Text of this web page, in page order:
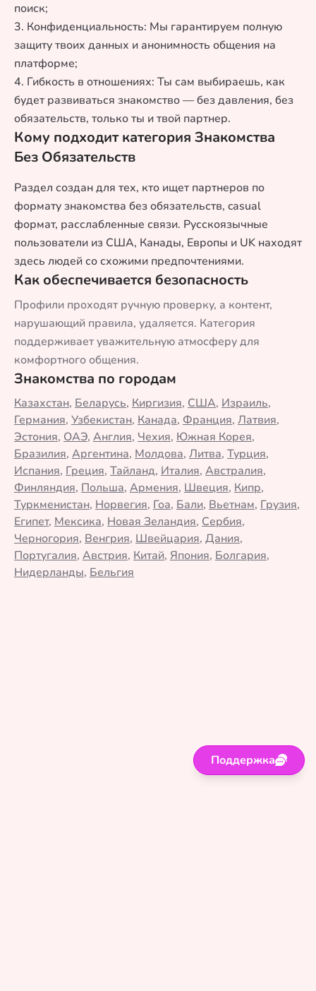
поиск;
3. Конфиденциальность: Мы гарантируем полную
защиту твоих данных и анонимность общения на
платформе;
4. Гибкость в отношениях: Ты сам выбираешь, как
будет развиваться знакомство — без давления, без
обязательств, только ты и твой партнер.
Кому подходит категория Знакомства
Без Обязательств
Раздел создан для тех, кто ищет партнеров по
формату знакомства без обязательств, casual
формат, расслабленные связи. Русскоязычные
пользователи из США, Канады, Европы и UK находят
здесь людей со схожими предпочтениями.
Как обеспечивается безопасность
Профили проходят ручную проверку, а контент,
нарушающий правила, удаляется. Категория
поддерживает уважительную атмосферу для
комфортного общения.
Знакомства по городам
Казахстан, Беларусь, Киргизия, США, Израиль,
Германия, Узбекистан, Канада, Франция, Латвия,
Эстония, ОАЭ, Англия, Чехия, Южная Корея,
Бразилия, Аргентина, Молдова, Литва, Турция,
Испания, Греция, Тайланд, Италия, Австралия,
Финляндия, Польша, Армения, Швеция, Кипр,
Туркменистан, Норвегия, Гоа, Бали, Вьетнам, Грузия,
Египет, Мексика, Новая Зеландия, Сербия,
Черногория, Венгрия, Швейцария, Дания,
Португалия, Австрия, Китай, Япония, Болгария,
Нидерланды, Бельгия
Поддержка